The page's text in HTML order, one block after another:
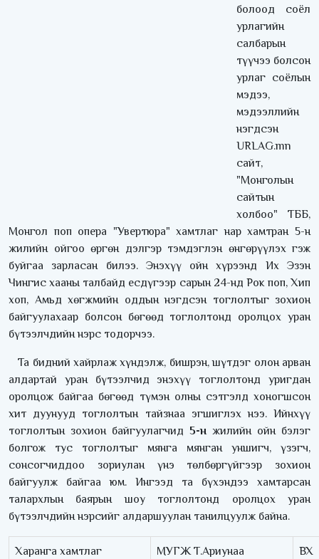
болоод соёл
урлагийн
салбарын
түүчээ болсон
урлаг соёлын
мэдээ,
мэдээллийн
нэгдсэн
URLAG.mn
сайт,
"Монголын
сайтын
холбоо" ТББ,
Монгол поп опера "Увертюра" хамтлаг нар хамтран 5-н
жилийн ойгоо өргөн дэлгэр тэмдэглэн өнгөрүүлэх гэж
буйгаа зарласан билээ. Энэхүү ойн хүрээнд Их Эзэн
Чингис хааны талбайд есдүгээр сарын 24-нд Рок поп, Хип
хоп, Амьд хөгжмийн оддын нэгдсэн тоглолтыг зохион
байгуулахаар болсон бөгөөд тоглолтонд оролцох уран
бүтээлчдийн нэрс тодорчээ.
Та бидний хайрлаж хүндэлж, бишрэн, шүтдэг олон арван
алдартай уран бүтээлчид энэхүү тоглолтонд уригдан
оролцож байгаа бөгөөд түмэн олны сэтгэлд хоногшсон
хит дуунууд тоглолтын тайзнаа эгшиглэх нээ. Ийнхүү
тоглолтын зохион байгуулагчид 5-нжилийн ойн бэлэг
болгож тус тоглолтыг мянга мянган уншигч, үзэгч,
сонсогчиддоо зориулан үнэ төлбөргүйгээр зохион
байгуулж байгаа юм. Ингээд та бүхэндээ хамтарсан
талархлын баярын шоу тоглолтонд оролцох уран
бүтээлчдийн нэрсийг алдаршуулан танилцуулж байна.
Харанга хамтлаг МУГЖ Т.Ариунаа BX